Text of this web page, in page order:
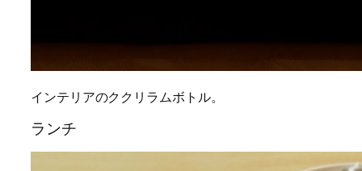
インテリアのククリラムボトル。
ランチ